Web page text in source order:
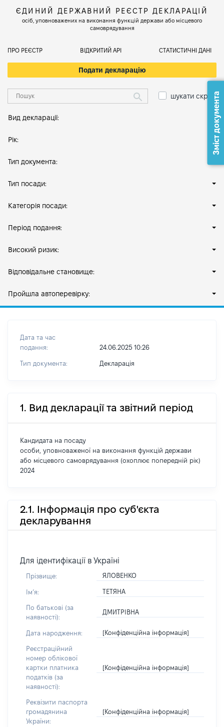
ЄДИНИЙ ДЕРЖАВНИЙ РЕЄСТР ДЕКЛАРАЦІЙ
осіб, уповноважених на виконання функцій держави або місцевого
самоврядування
ПРО РЕЄСТР ВІДКРИТИЙ АРІ СТАТИСТИЧНІ ДАНІ
Подати декларацію
шукати скрізь
Вид декларації:
Рік:
Тип документа:
Тип посади:
Категорія посади:
Період подання:
Високий ризик:
Відповідальне становище:
Пройшла автоперевірку:
Дата та час
подання:
24.06.2025 10:26
Тип документа: Декларація
1. Вид декларації та звітний період
Кандидата на посаду
особи, уповноваженої на виконання функцій держави
або місцевого самоврядування (охоплює попередній рік)
2024
2.1. Інформація про суб'єкта
декларування
Для ідентифікації в Україні
Прізвище: ЯЛОВЕНКО
Імʼя: ТЕТЯНА
По батькові (за
наявності):
ДМИТРІВНА
Дата народження: [Конфіденційна інформація]
Реєстраційний
номер облікової
картки платника
податків (за
наявності):
[Конфіденційна інформація]
Реквізити паспорта
громадянина
України:
[Конфіденційна інформація]
Зміст документа